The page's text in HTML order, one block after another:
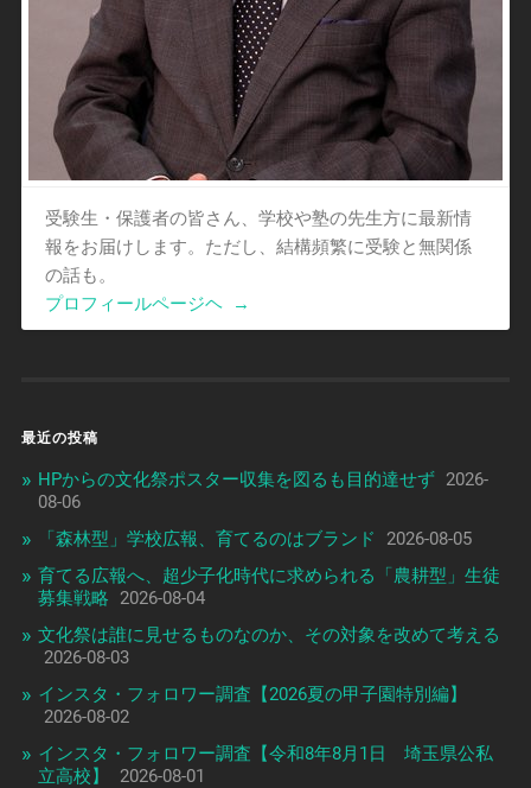
受験生・保護者の皆さん、学校や塾の先生方に最新情
報をお届けします。ただし、結構頻繁に受験と無関係
の話も。
プロフィールページヘ
→
最近の投稿
HPからの文化祭ポスター収集を図るも目的達せず 2026-
08-06
「森林型」学校広報、育てるのはブランド
2026-08-05
育てる広報へ、超少子化時代に求められる「農耕型」生徒
募集戦略
2026-08-04
文化祭は誰に見せるものなのか、その対象を改めて考える
2026-08-03
インスタ・フォロワー調査【2026夏の甲子園特別編】
2026-08-02
インスタ・フォロワー調査【令和8年8月1日 埼玉県公私
立高校】
2026-08-01